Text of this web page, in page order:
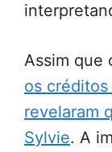
Assim que
os créditos
revelaram
Sylvie. A